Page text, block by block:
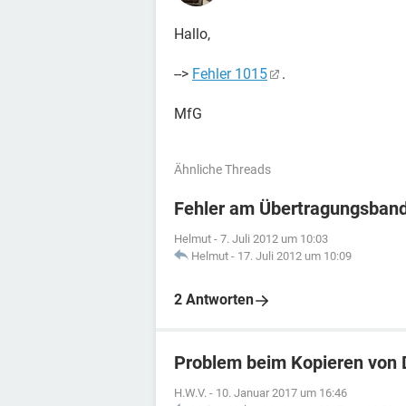
Hallo,
--> Fehler 1015 .
MfG
Ähnliche Threads
Fehler am
Helmut - 7. Juli 2012 um 10:03
Helmut - 17. Juli 2012 um 10:09
2 Antworten
Problem beim Kopieren von
H.W.V. - 10. Januar 2017 um 16:46